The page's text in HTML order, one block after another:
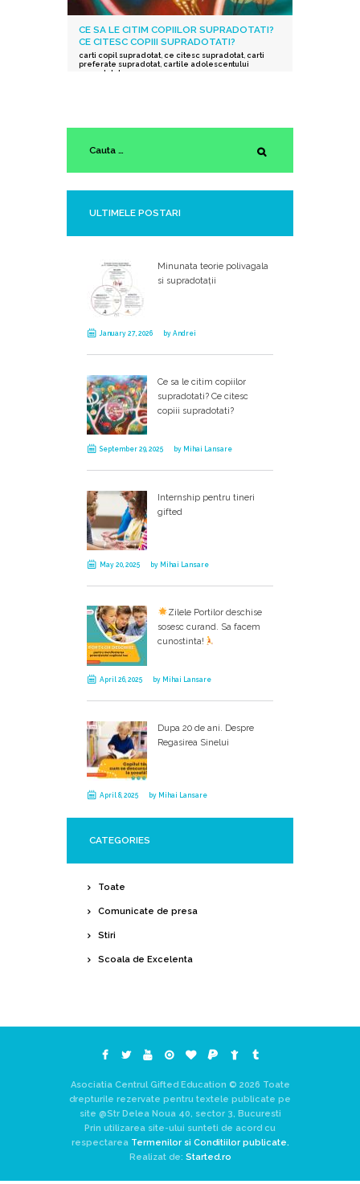
CE SA LE CITIM COPIILOR SUPRADOTATI?
CE CITESC COPIII SUPRADOTATI?
carti copil supradotat, ce citesc supradotat, carti
preferate supradotat, cartile adolescentului
supradotat
ULTIMELE POSTARI
Minunata teorie polivagala
si supradotații
January 27, 2026 byAndrei
Ce sa le citim copiilor
supradotati? Ce citesc
copiii supradotati?
September 29, 2025 by Mihai Lansare
Internship pentru tineri
gifted
May 20, 2025 by Mihai Lansare
Zilele Portilor deschise
sosesc curand. Sa facem
cunostinta!
April 26, 2025 by Mihai Lansare
Dupa 20 de ani. Despre
Regasirea Sinelui
April 8, 2025 by Mihai Lansare
CATEGORIES
Toate
Comunicate de presa
Stiri
Scoala de Excelenta
Asociatia Centrul Gifted Education © 2026 Toate
drepturile rezervate pentru textele publicate pe
site @Str Delea Noua 40, sector 3, Bucuresti
Prin utilizarea site-ului sunteti de acord cu
respectarea Termenilor si Conditiilor publicate.
Realizat de: Started.ro